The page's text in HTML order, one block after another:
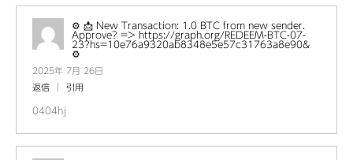
⚙ 📩 New Transaction: 1.0 BTC from new sender.
Approve? => https://graph.org/REDEEM-BTC-07-
23?hs=10e76a9320ab8348e5e57c31763a8e90&
⚙
2025年 7月 26日
返信
引用
0404hj